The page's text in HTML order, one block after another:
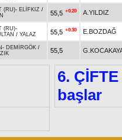
(RU)- ELİFKIZ /
55,5 +0.20 A.YILDIZ
(RU)-
/ YALAZ 55,5 +0.30 E.BOZDAĞ
- DEMİRGÖK /
55,5
6.
başlar